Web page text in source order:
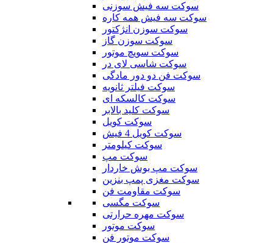
سوکت سه فیش سوزنی
سوکت سه فیش همه کاره
سوکت سوزن انژکتور
سوکت سوزن گاز
سوکت سویچ موتور
سوکت شاسی لای در
سوکت فن دو دور مادگی
سوکت فیلتر ثانویه
سوکت کالسکه ای
سوکت کلید بالابر
سوکت کویل
سوکت کویل 4 فیش
سوکت کیلومتر
سوکت مپ
سوکت مپ بوش خاردار
سوکت مغزی پمپ بنزین
سوکت مقاومت فن
سوکت مگسی
سوکت مهره حرارتی
سوکت موتور
سوکت موتور فن